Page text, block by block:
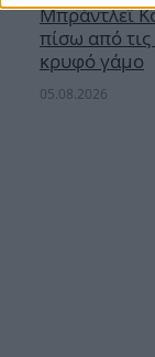
Μπράντλεϊ
πίσω από
κρυφό γάμο
05.08.2026